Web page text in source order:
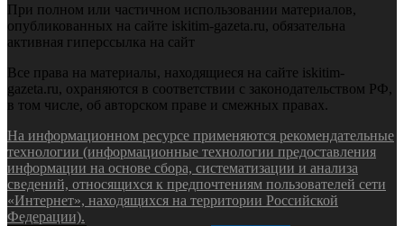
При полном или частичном использовании материалов,
опубликованных на сайте iskitim-gazeta.ru, обязательна
активная гиперссылка на сайт
Все права на материалы, находящиеся на сайте iskitim-
gazeta.ru, охраняются в соответствии с законодательством РФ,
в том числе, об авторском праве и смежных правах.
На информационном ресурсе применяются рекомендательные
технологии (информационные технологии предоставления
информации на основе сбора, систематизации и анализа
сведений, относящихся к предпочтениям пользователей сети
«Интернет», находящихся на территории Российской
Федерации).